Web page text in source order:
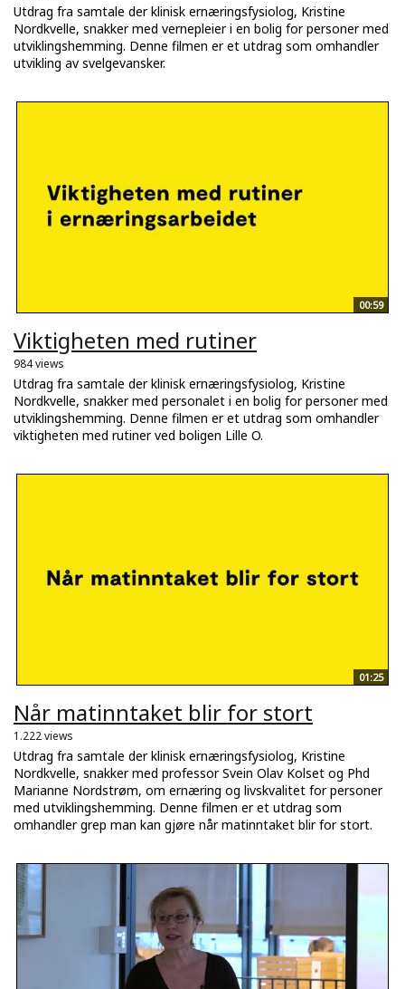
Utdrag fra samtale der klinisk ernæringsfysiolog, Kristine
Nordkvelle, snakker med vernepleier i en bolig for personer med
utviklingshemming. Denne filmen er et utdrag som omhandler
utvikling av svelgevansker.
00:59
Viktigheten med rutiner
984 views
Utdrag fra samtale der klinisk ernæringsfysiolog, Kristine
Nordkvelle, snakker med personalet i en bolig for personer med
utviklingshemming. Denne filmen er et utdrag som omhandler
viktigheten med rutiner ved boligen Lille O.
01:25
Når matinntaket blir for stort
1.222 views
Utdrag fra samtale der klinisk ernæringsfysiolog, Kristine
Nordkvelle, snakker med professor Svein Olav Kolset og Phd
Marianne Nordstrøm, om ernæring og livskvalitet for personer
med utviklingshemming. Denne filmen er et utdrag som
omhandler grep man kan gjøre når matinntaket blir for stort.